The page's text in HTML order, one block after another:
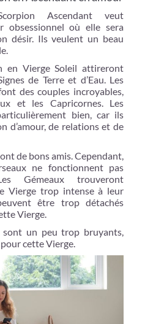
Ascendant veut
obsessionnel où elle sera
désir. Ils veulent un beau
en Vierge Soleil attireront
de Terre et d’Eau. Les
des couples incroyables,
et les Capricornes. Les
bien, car ils
d’amour, de relations et de
de bons amis. Cependant,
ne fonctionnent pas
Gémeaux trouveront
Vierge trop intense à leur
être trop détachés
Vierge.
sont un peu trop bruyants,
cette Vierge.